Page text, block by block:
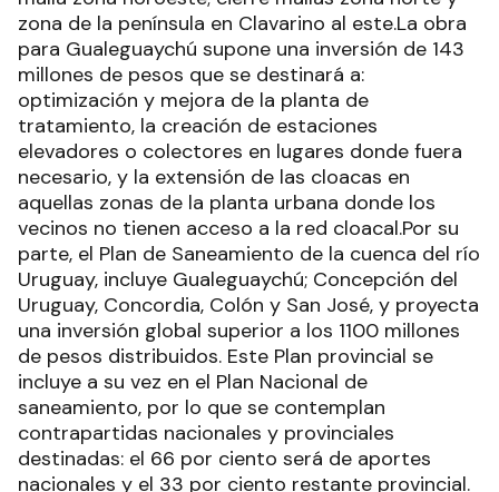
zona de la península en Clavarino al este.La obra
para Gualeguaychú supone una inversión de 143
millones de pesos que se destinará a:
optimización y mejora de la planta de
tratamiento, la creación de estaciones
elevadores o colectores en lugares donde fuera
necesario, y la extensión de las cloacas en
aquellas zonas de la planta urbana donde los
vecinos no tienen acceso a la red cloacal.Por su
parte, el Plan de Saneamiento de la cuenca del río
Uruguay, incluye Gualeguaychú; Concepción del
Uruguay, Concordia, Colón y San José, y proyecta
una inversión global superior a los 1100 millones
de pesos distribuidos. Este Plan provincial se
incluye a su vez en el Plan Nacional de
saneamiento, por lo que se contemplan
contrapartidas nacionales y provinciales
destinadas: el 66 por ciento será de aportes
nacionales y el 33 por ciento restante provincial.